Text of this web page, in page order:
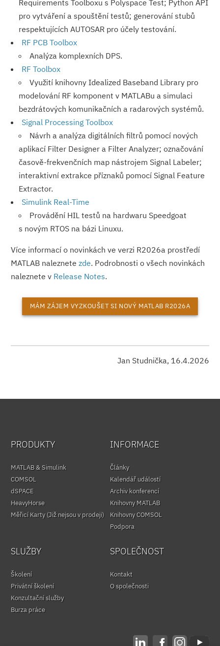
Requirements Toolboxu s Polyspace Test; Python API
pro vytváření a spouštění testů; generování stubů
respektujících AUTOSAR pro účely testování.
RF PCB Toolbox
Analýza komplexních DPS.
RF Toolbox
Využití knihovny Idealized Baseband Library pro
modelování RF komponent v MATLABu a simulaci
bezdrátových komunikačních a radarových systémů.
Signal Processing Toolbox
Návrh a analýza digitálních filtrů pomocí nových
aplikací Filter Designer a Filter Analyzer; označování
časově-frekvenčních map nástrojem Signal Labeler;
interaktivní extrakce příznaků pomocí Signal Feature
Extractor.
Simulink Real-Time
Provádění HIL testů na hardwaru Speedgoat
s novým RTOS na bázi Linuxu.
Více informací o novinkách ve verzi R2026a prostředí
MATLAB naleznetezde. Podrobnosti o všech novinkách
naleznete v Release Notes.
MÁM ZÁJEM VYZKOUŠET SI NOVÝ MATLAB R2026A
Jan Studnička, 16.4.2026
PRODUKTY
MATLAB & Simulink
COMSOL
dSPACE
HeavyHorse
Měřicí Karty (Již nejsou v prodeji)
INFORMACE
Články
Kalendář událostí
Archiv konferencí
Knihovny MATLAB
Knihovny COMSOL
Podpora
SLUŽBY
Školení
Privátní školení
Konzultační služby
Burza práce
SPOLEČNOST
Kontakt
O společnosti